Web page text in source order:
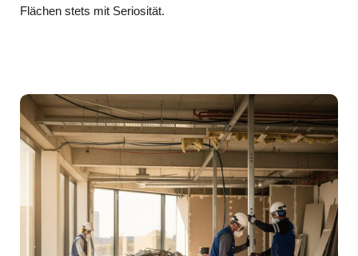
Flächen stets mit Seriosität.